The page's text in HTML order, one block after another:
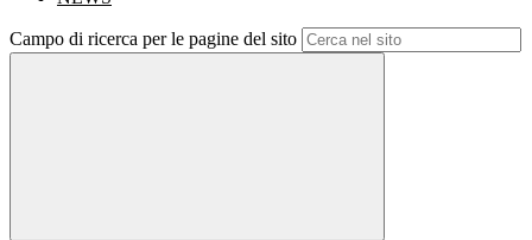
Campo di ricerca per le pagine del sito